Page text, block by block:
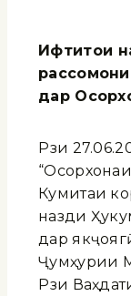
Ифтитоҳи
дар
Рӯзи
Кумитаи
назди
дар
Ҷумҳурии
Рӯзи